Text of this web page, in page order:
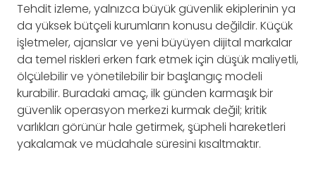
Tehdit izleme, yalnızca büyük güvenlik ekiplerinin ya
da yüksek bütçeli kurumların konusu değildir. Küçük
işletmeler, ajanslar ve yeni büyüyen dijital markalar
da temel riskleri erken fark etmek için düşük maliyetli,
ölçülebilir ve yönetilebilir bir başlangıç modeli
kurabilir. Buradaki amaç, ilk günden karmaşık bir
güvenlik operasyon merkezi kurmak değil; kritik
varlıkları görünür hale getirmek, şüpheli hareketleri
yakalamak ve müdahale süresini kısaltmaktır.